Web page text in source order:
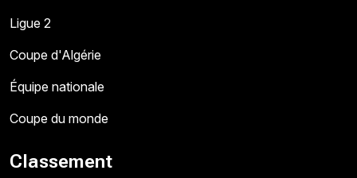
Ligue 2
Coupe d'Algérie
Équipe nationale
Coupe du monde
Classement